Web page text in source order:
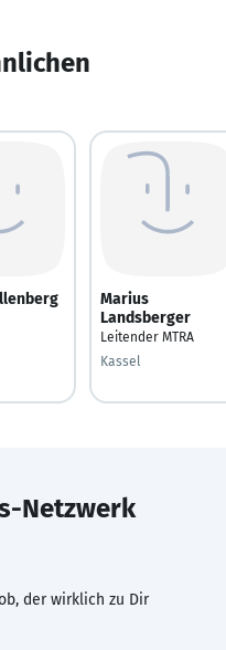
Marius
Landsberger
Leitender MTRA
Kassel
Netzwerk
der wirklich zu Dir